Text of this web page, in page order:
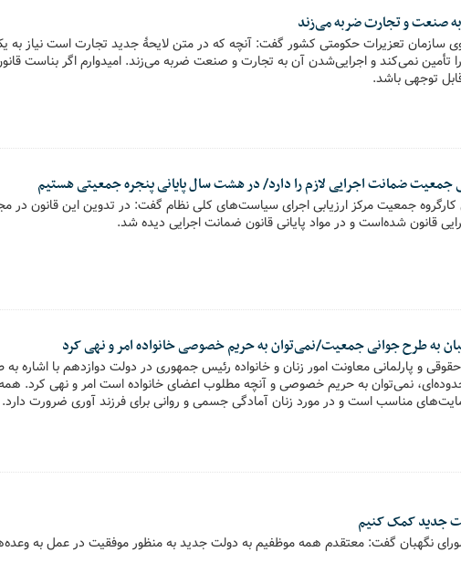
صنعت و تجارت ضربه می‌زند
سازمان تعزیرات حکومتی کشور گفت: آنچه که در متن لایحۀ جدید تجارت است نیاز به
را تأمین نمی‌کند و اجرایی‌شدن آن به تجارت و صنعت ضربه می‌زند. امیدوارم اگر بناست
توجهی باشد.
جمعیت ضمانت اجرایی لازم را دارد/ در هشت سال پایانی پنجره جمعیتی هستیم
کارگروه جمعیت مرکز ارزیابی اجرای سیاست‌های کلی نظام گفت: در تدوین این قانون در
قانون شده‌است و در مواد پایانی قانون ضمانت اجرایی دیده شد.
به طرح جوانی جمعیت/نمی‌توان به حریم خصوصی خانواده امر و نهی کرد
حقوقی و پارلمانی معاونت امور زنان و خانواده رئیس جمهوری در دولت دوازدهم با اشاره
نمی‌توان به حریم خصوصی و آنچه مطلوب اعضای خانواده است امر و نهی کرد. همه
مناسب است و در مورد زنان آمادگی جسمی و روانی برای فرزند آوری ضرورت
ملی خانواده‌ها به داشتن حداقل چهار فرزند سخن می‌گوید که با توجه به نبود امکانات
جدید کمک کنیم
شورای نگهبان گفت: معتقدم همه موظفیم به دولت جدید به منظور موفقیت در عمل به